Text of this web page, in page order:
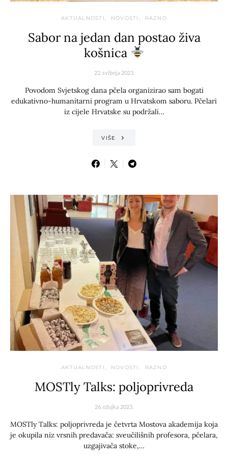
AKTUALNOSTI NOVOSTI RAZNO
Sabor na jedan dan postao živa
košnica
22. svibnja 2023.
Povodom Svjetskog dana pčela organizirao sam bogati
edukativno-humanitarni program u Hrvatskom saboru. Pčelari
iz cijele Hrvatske su podržali…
VIŠE
AKTUALNOSTI NOVOSTI RAZNO
MOSTly Talks: poljoprivreda
26. ožujka 2023.
MOSTly Talks: poljoprivreda je četvrta Mostova akademija koja
je okupila niz vrsnih predavača: sveučilišnih profesora, pčelara,
uzgajivača stoke,…